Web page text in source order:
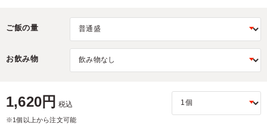
ご飯の量
お飲み物
1,620円 税込
※1個以上から注文可能